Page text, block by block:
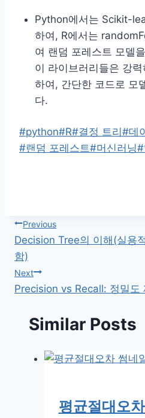
Python에서는 Scikit-
하여, R에서는
여 랜덤 포레스트 모델
이 라이브러리들은 강
하여, 간단한 코드로 모
다.
Post
Tags:
#python#R#결정 트리#데
#랜덤 포레스트#머신러닝#
글
탐
색
Previous
Decision Tree의 이해(실용
함)
Next
Precision vs Recall: 정밀도
Similar Posts
평균절대오